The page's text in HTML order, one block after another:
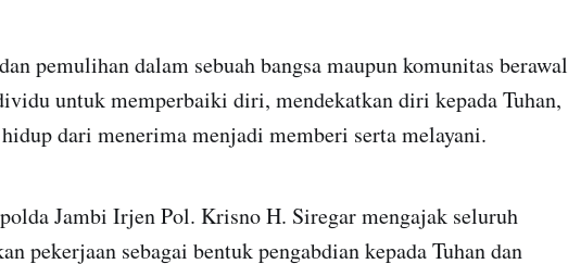
pemulihan dalam sebuah bangsa maupun komunitas berawal
untuk memperbaiki diri, mendekatkan diri kepada Tuhan,
dari menerima menjadi memberi serta melayani.
Jambi Irjen Pol. Krisno H. Siregar mengajak seluruh
pekerjaan sebagai bentuk pengabdian kepada Tuhan dan